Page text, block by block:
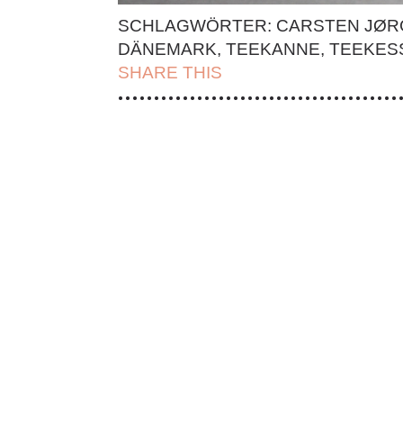
SCHLAGWÖRTER: CARSTEN
DÄNEMARK, TEEKANNE,
SHARE THIS